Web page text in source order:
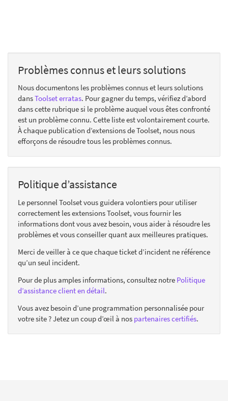
Problèmes connus et leurs solutions
Nous documentons les problèmes connus et leurs solutions
dansToolset erratas. Pour gagner du temps, vérifiez d’abord
dans cette rubrique si le problème auquel vous êtes confronté
est un problème connu. Cette liste est volontairement courte.
À chaque publication d’extensions de Toolset, nous nous
efforçons de résoudre tous les problèmes connus.
Politique d’assistance
Le personnel Toolset vous guidera volontiers pour utiliser
correctement les extensions Toolset, vous fournir les
informations dont vous avez besoin, vous aider à résoudre les
problèmes et vous conseiller quant aux meilleures pratiques.
Merci de veiller à ce que chaque ticket d’incident ne référence
qu’un seul incident.
Pour de plus amples informations, consultez notre Politique
d’assistance client en détail.
Vous avez besoin d’une programmation personnalisée pour
votre site ? Jetez un coup d’œil à nos partenaires certifiés.